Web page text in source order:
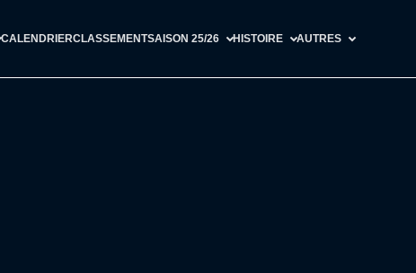
CALENDRIERCLASSEMENTSAISON 25/26 HISTOIRE AUTRES